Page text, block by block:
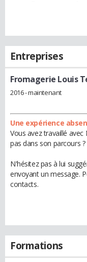
Entreprises
Fromagerie Louis
2016 - maintenant
Une expérience
Vous avez travaillé
pas dans son parcours ?
N'hésitez pas à lui
envoyant un message.
contacts.
Formations